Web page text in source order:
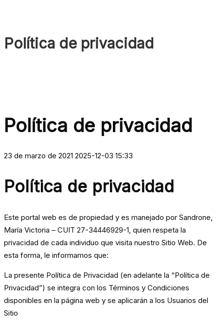
Política de privacidad
Política de privacidad
23 de marzo de 2021 2025-12-03 15:33
Política de privacidad
Este portal web es de propiedad y es manejado por Sandrone,
María Victoria – CUIT 27-34446929-1 , quien respeta la
privacidad de cada individuo que visita nuestro Sitio Web. De
esta forma, le informamos que:
La presente Política de Privacidad (en adelante la “Política de
Privacidad”) se integra con los Términos y Condiciones
disponibles en la página web y se aplicarán a los Usuarios del
Sitio